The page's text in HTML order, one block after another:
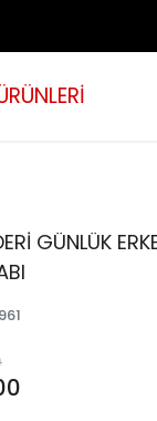
GÜNLÜK